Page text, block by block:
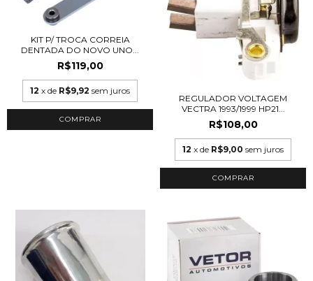
KIT P/ TROCA CORREIA
DENTADA DO NOVO UNO...
R$119,00
12 x de R$9,92 sem juros
REGULADOR VOLTAGEM
VECTRA 1993/1999 HP21...
R$108,00
12 x de R$9,00 sem juros